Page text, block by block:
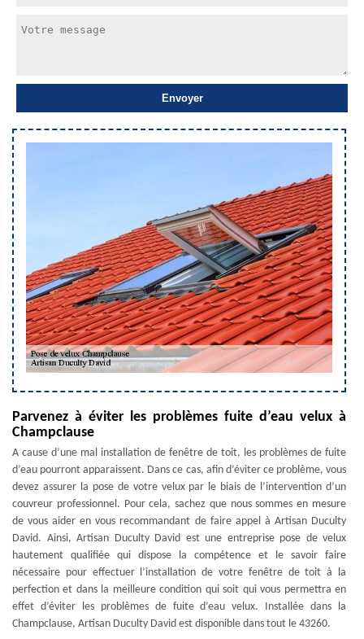
Parvenez à éviter les problèmes fuite d’eau velux à
Champclause
A cause d’une mal installation de fenêtre de toit, les problèmes de fuite
d’eau pourront apparaissent. Dans ce cas, afin d’éviter ce problème, vous
devez assurer la pose de votre velux par le biais de l’intervention d’un
couvreur professionnel. Pour cela, sachez que nous sommes en mesure
de vous aider en vous recommandant de faire appel à Artisan Duculty
David. Ainsi, Artisan Duculty David est une entreprise pose de velux
hautement qualifiée qui dispose la compétence et le savoir faire
nécessaire pour effectuer l’installation de votre fenêtre de toit à la
perfection et dans la meilleure condition qui soit qui vous permettra en
effet d’éviter les problèmes de fuite d’eau velux. Installée dans la
Champclause, Artisan Duculty David est disponible dans tout le 43260.